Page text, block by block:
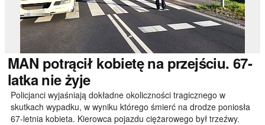
MAN potrącił kobietę na przejściu. 67-
latka nie żyje
Policjanci wyjaśniają dokładne okoliczności tragicznego w
skutkach wypadku, w wyniku którego śmierć na drodze poniosła
67-letnia kobieta. Kierowca pojazdu ciężarowego był trzeźwy.